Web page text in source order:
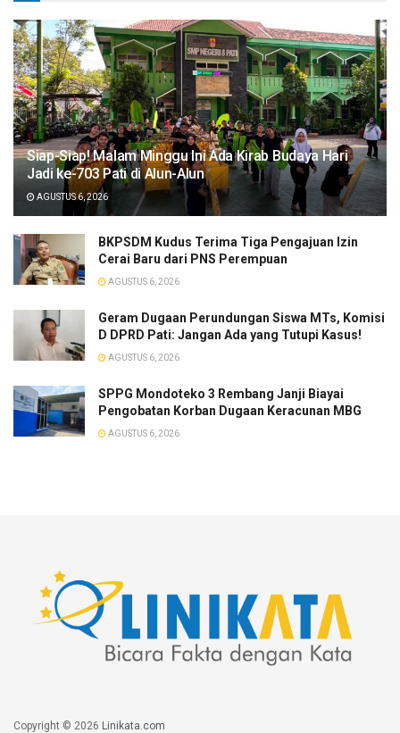
Siap-Siap! Malam Minggu Ini Ada Kirab Budaya Hari
Jadi ke-703 Pati di Alun-Alun
AGUSTUS 6, 2026
BKPSDM Kudus Terima Tiga Pengajuan Izin
Cerai Baru dari PNS Perempuan
AGUSTUS 6, 2026
Geram Dugaan Perundungan Siswa MTs, Komisi
D DPRD Pati: Jangan Ada yang Tutupi Kasus!
AGUSTUS 6, 2026
SPPG Mondoteko 3 Rembang Janji Biayai
Pengobatan Korban Dugaan Keracunan MBG
AGUSTUS 6, 2026
Copyright © 2026 Linikata.com